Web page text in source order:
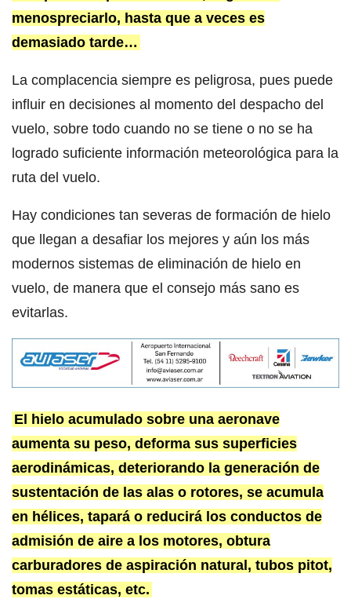
menospreciarlo, hasta que a veces es
demasiado tarde…
La complacencia siempre es peligrosa, pues puede
influir en decisiones al momento del despacho del
vuelo, sobre todo cuando no se tiene o no se ha
logrado suficiente información meteorológica para la
ruta del vuelo.
Hay condiciones tan severas de formación de hielo
que llegan a desafiar los mejores y aún los más
modernos sistemas de eliminación de hielo en
vuelo, de manera que el consejo más sano es
evitarlas.
El hielo acumulado sobre una aeronave
aumenta su peso, deforma sus superficies
aerodinámicas, deteriorando la generación de
sustentación de las alas o rotores, se acumula
en hélices, tapará o reducirá los conductos de
admisión de aire a los motores, obtura
carburadores de aspiración natural, tubos pitot,
tomas estáticas, etc.